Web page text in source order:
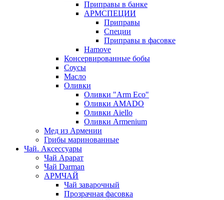
Приправы в банке
АРМСПЕЦИИ
Приправы
Специи
Приправы в фасовке
Hamove
Консервированные бобы
Соусы
Масло
Оливки
Оливки "Arm Eco"
Оливки AMADO
Оливки Aiello
Оливки Armenium
Мед из Армении
Грибы маринованные
Чай. Аксессуары
Чай Арарат
Чай Darman
АРМЧАЙ
Чай заварочный
Прозрачная фасовка